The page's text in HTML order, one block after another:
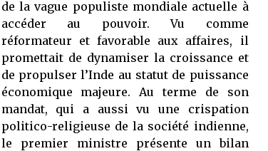
de la vague populiste mondiale actuelle à
accéder au pouvoir. Vu comme
réformateur et favorable aux affaires, il
promettait de dynamiser la croissance et
de propulser l’Inde au statut de puissance
économique majeure. Au terme de son
mandat, qui a aussi vu une crispation
politico-religieuse de la société indienne,
le premier ministre présente un bilan